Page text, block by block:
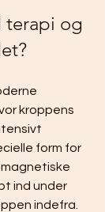
terapi og
kroppens
form for
ind under
indefra.